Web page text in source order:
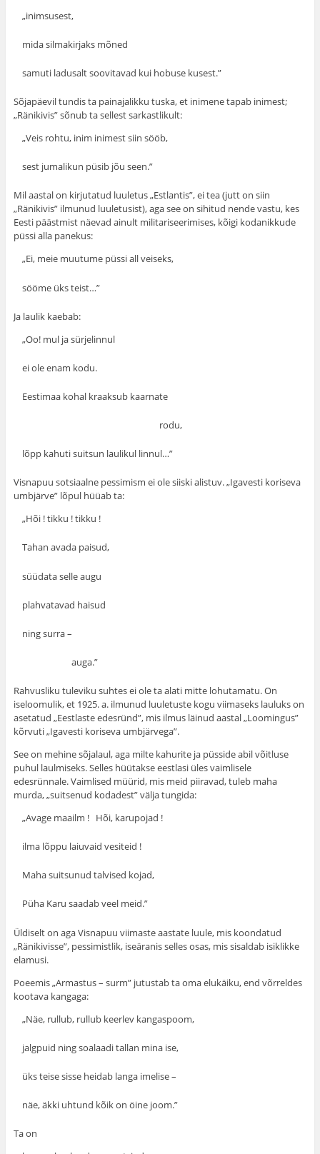
„inimsusest,
mida silmakirjaks mõned
samuti ladusalt soovitavad kui hobuse kusest.”
Sõjapäevil tundis ta painajalikku tuska, et inimene tapab inimest;
„Ränikivis” sõnub ta sellest sarkastlikult:
„Veis rohtu, inim inimest siin sööb,
sest jumalikun püsib jõu seen.”
Mil aastal on kirjutatud luuletus „Estlantis”, ei tea (jutt on siin
„Ränikivis” ilmunud luuletusist), aga see on sihitud nende vastu, kes
Eesti päästmist näevad ainult militariseerimises, kõigi kodanikkude
püssi alla panekus:
„Ei, meie muutume püssi all veiseks,
sööme üks teist…”
Ja laulik kaebab:
„Oo! mul ja sürjelinnul
ei ole enam kodu.
Eestimaa kohal kraaksub kaarnate
rodu,
lõpp kahuti suitsun laulikul linnul…”
Visnapuu sotsiaalne pessimism ei ole siiski alistuv. „Igavesti koriseva
umbjärve” lõpul hüüab ta:
„Hõi ! tikku ! tikku !
Tahan avada paisud,
süüdata selle augu
plahvatavad haisud
ning surra –
auga.”
Rahvusliku tuleviku suhtes ei ole ta alati mitte lohu­tamatu. On
iseloomulik, et 1925. a. ilmunud luuletuste kogu viimaseks lauluks on
asetatud „Eestlaste edesründ”, mis ilmus läinud aastal „Loomingus”
kõrvuti „Igavesti koriseva umbjärvega”.
See on mehine sõjalaul, aga milte kahurite ja püsside abil võitluse
puhul laulmiseks. Selles hüütakse eestlasi üles vaimlisele
edesrünnale. Vaimlised müürid, mis meid piiravad, tuleb maha
murda, „suitsenud kodadest” välja tungida:
„Avage maailm ! Hõi, karupojad !
ilma lõppu laiuvaid vesiteid !
Maha suitsunud talvised kojad,
Püha Karu saadab veel meid.”
Üldiselt on aga Visnapuu viimaste aastate luule, mis koondatud
„Ränikivisse”, pessimistlik, iseäranis selles osas, mis sisaldab isiklikke
elamusi.
Poeemis „Armastus – surm” jutustab ta oma elukäiku, end võrreldes
kootava kangaga:
„Näe, rullub, rullub keerlev kangaspoom,
jalgpuid ning soalaadi tallan mina ise,
üks teise sisse heidab langa imelise –
näe, äkki uhtund kõik on öine joom.”
Ta on